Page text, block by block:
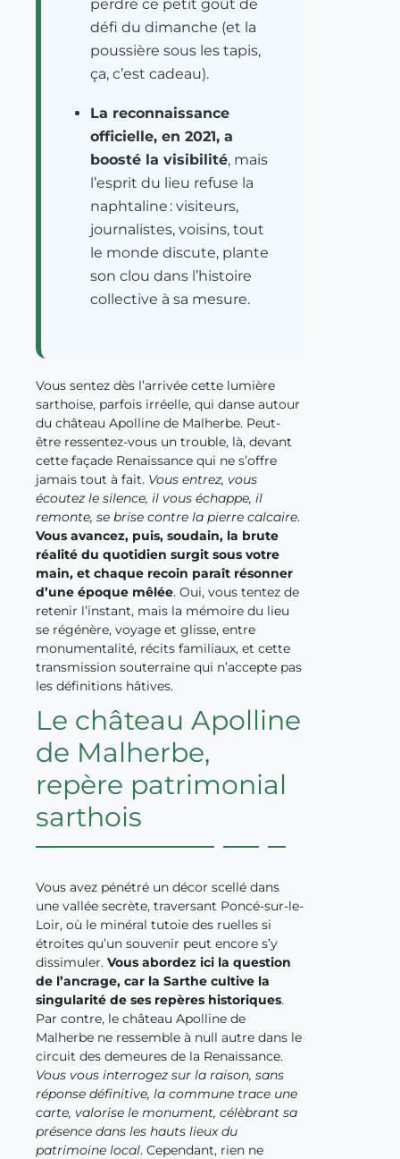
perdre ce petit goût de
défi du dimanche (et la
poussière sous les tapis,
ça, c’est cadeau).
La reconnaissance
officielle, en 2021, a
boosté la visibilité, mais
l’esprit du lieu refuse la
naphtaline : visiteurs,
journalistes, voisins, tout
le monde discute, plante
son clou dans l’histoire
collective à sa mesure.
Vous sentez dès l’arrivée cette lumière
sarthoise, parfois irréelle, qui danse autour
du château Apolline de Malherbe. Peut-
être ressentez-vous un trouble, là, devant
cette façade Renaissance qui ne s’offre
jamais tout à fait. Vous entrez, vous
écoutez le silence, il vous échappe, il
remonte, se brise contre la pierre calcaire.
Vous avancez, puis, soudain, la brute
réalité du quotidien surgit sous votre
main, et chaque recoin paraît résonner
d’une époque mêlée. Oui, vous tentez de
retenir l’instant, mais la mémoire du lieu
se régénère, voyage et glisse, entre
monumentalité, récits familiaux, et cette
transmission souterraine qui n’accepte pas
les définitions hâtives.
Le château Apolline
de Malherbe,
repère patrimonial
sarthois
Vous avez pénétré un décor scellé dans
une vallée secrète, traversant Poncé-sur-le-
Loir, où le minéral tutoie des ruelles si
étroites qu’un souvenir peut encore s’y
dissimuler. Vous abordez ici la question
de l’ancrage, car la Sarthe cultive la
singularité de ses repères historiques.
Par contre, le château Apolline de
Malherbe ne ressemble à null autre dans le
circuit des demeures de la Renaissance.
Vous vous interrogez sur la raison, sans
réponse définitive, la commune trace une
carte, valorise le monument, célèbrant sa
présence dans les hauts lieux du
patrimoine local. Cependant, rien ne